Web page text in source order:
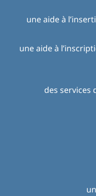
une aide à
une aide à
des